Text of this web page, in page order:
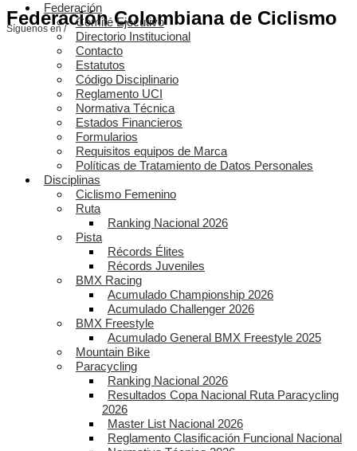
Federación Colombiana de Ciclismo
Síguenos en /
Federación
Comité Ejecutivo
Directorio Institucional
Contacto
Estatutos
Código Disciplinario
Reglamento UCI
Normativa Técnica
Estados Financieros
Formularios
Requisitos equipos de Marca
Políticas de Tratamiento de Datos Personales
Disciplinas
Ciclismo Femenino
Ruta
Ranking Nacional 2026
Pista
Récords Élites
Récords Juveniles
BMX Racing
Acumulado Championship 2026
Acumulado Challenger 2026
BMX Freestyle
Acumulado General BMX Freestyle 2025
Mountain Bike
Paracycling
Ranking Nacional 2026
Resultados Copa Nacional Ruta Paracycling
2026
Master List Nacional 2026
Reglamento Clasificación Funcional Nacional